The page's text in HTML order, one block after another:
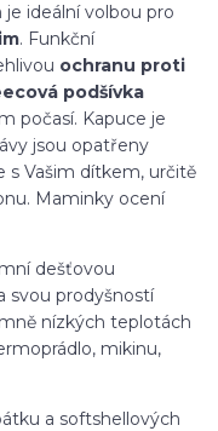
ideální volbou pro
. Funkční
ochranu proti
podšívka
počasí. Kapuce je
jsou opatřeny
s Vašim dítkem, určitě
Maminky ocení
dešťovou
svou prodyšností
nízkých teplotách
mikinu,
a softshellových